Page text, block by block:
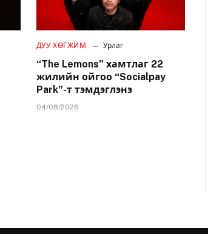
ДУУ ХӨГЖИМ Урлаг
“The Lemons” хамтлаг 22
жилийн ойгоо “Socialpay
Park”-т тэмдэглэнэ
04/08/2026